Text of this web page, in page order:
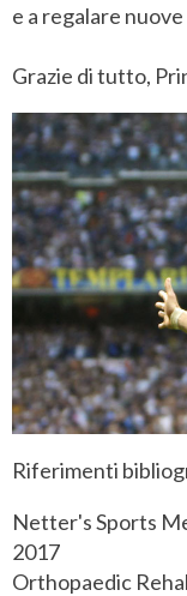
e a regalare
Grazie di tutto,
Riferimenti
Netter's Sports
2017
Orthopaedic